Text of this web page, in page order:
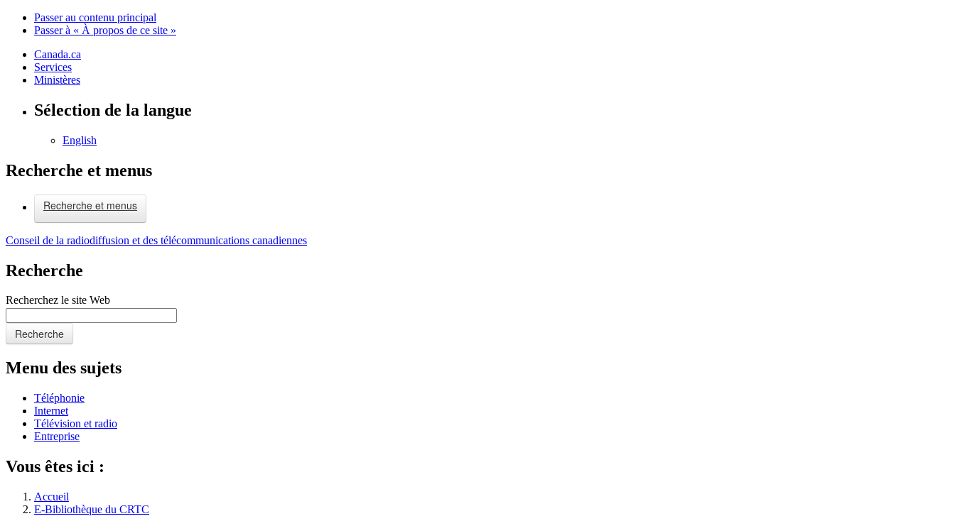
Passer au contenu principal
Passer à « À propos de ce site »
Canada.ca
Services
Ministères
Sélection de la langue
English
Recherche et menus
Recherche et menus
Conseil de la radiodiffusion et des télécommunications canadiennes
Recherche
Recherchez le site Web
Recherche
Menu des sujets
Téléphonie
Internet
Télévision et radio
Entreprise
Vous êtes ici :
Accueil
E-Bibliothèque du CRTC